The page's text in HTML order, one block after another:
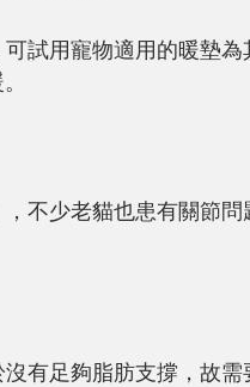
試用寵物適用的暖墊
不少老貓也患有關節
有足夠脂肪支撐，故